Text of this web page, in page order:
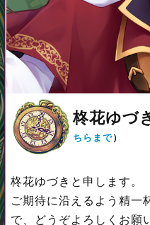
柊花ゆづ
ちらまで）
柊花ゆづきと申します。
ご期待に沿えるよう精一
で、どうぞよろしくお願